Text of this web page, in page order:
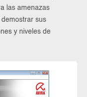
las amenazas
sus
y niveles de